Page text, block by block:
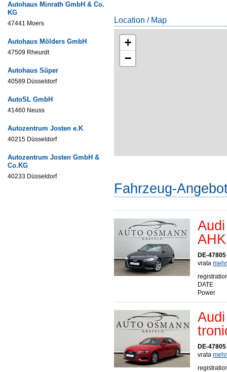
Autohaus Minrath GmbH & Co.
KG
47441 Moers
Autohaus Mölders GmbH
47509 Rheurdt
Autohaus Süper
40589 Düsseldorf
AutoSL GmbH
41460 Neuss
Autozentrum Josten e.K
40215 Düsseldorf
Autozentrum Josten GmbH &
Co.KG
40233 Düsseldorf
Location / Map
+
−
Fahrzeug-
DE-
vrata
DATE
Power
DE-
vrata